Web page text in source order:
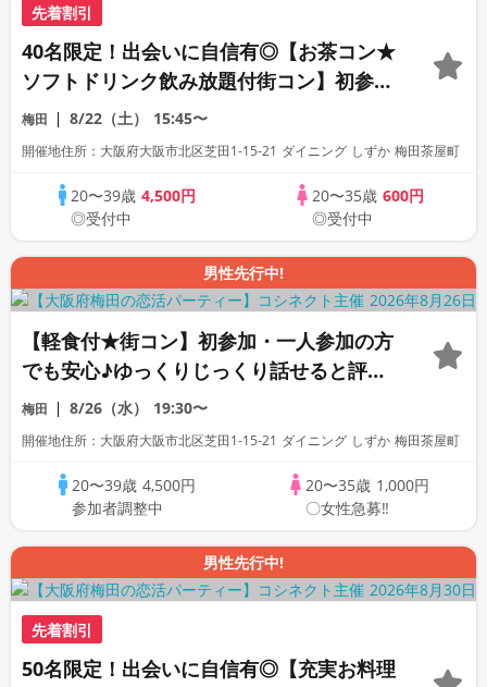
先着割引
40名限定！出会いに自信有◎【お茶コン★
ソフトドリンク飲み放題付街コン】初参
加・一人参加の方でも安心♪すごく出会え
ると評判の恋活合コンパーティー！
梅田 8/22（土） 15:45〜
開催地住所：大阪府大阪市北区芝田1-15-21 ダイニング しずか 梅田茶屋町
20〜39歳4,500円
◎受付中
20〜35歳 600円
◎受付中
男性先行中!
【軽食付★街コン】初参加・一人参加の方
でも安心♪ゆっくりじっくり話せると評判
の恋活合コンパーティー！
梅田 8/26（水） 19:30〜
開催地住所：大阪府大阪市北区芝田1-15-21 ダイニング しずか 梅田茶屋町
20〜39歳 4,500円
参加者調整中
20〜35歳 1,000円
〇女性急募‼
男性先行中!
先着割引
50名限定！出会いに自信有◎【充実お料理